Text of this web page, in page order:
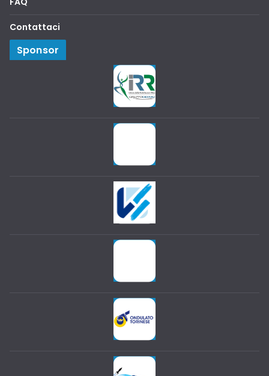
Contattaci
Sponsor